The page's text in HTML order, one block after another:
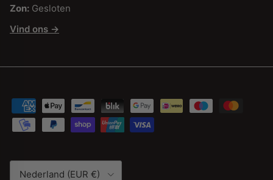
Zon: Gesloten
Vind ons →
Land/Regio
Nederland (EUR €)